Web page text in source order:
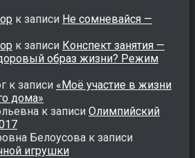
к записи Не сомневайся —
к записи Конспект занятия —
образ жизни? Режим
к записи «Моё участие в жизни
дома»
к записи Олимпийский
Белоусова к записи
игрушки